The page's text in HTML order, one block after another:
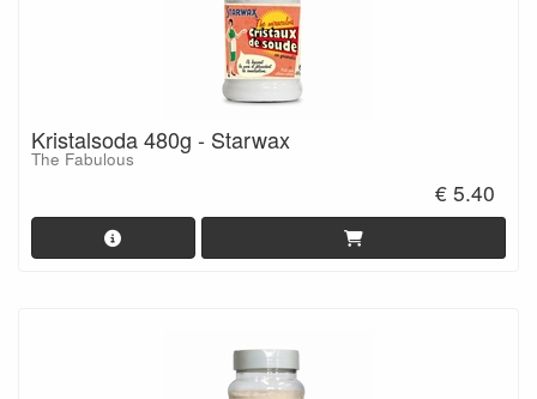
Kristalsoda 480g - Starwax
The Fabulous
€ 5.40